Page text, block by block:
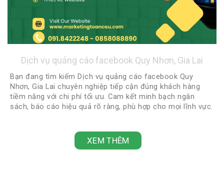
Dịch vụ quảng cáo facebook Quy Nhơn, Gia Lai
Bạn đang tìm kiếm Dịch vụ quảng cáo facebook Quy
Nhơn, Gia Lai chuyên nghiệp tiếp cận đúng khách hàng
tiềm năng với chi phí tối ưu. Cam kết minh bạch ngân
sách, báo cáo hiệu quả rõ ràng, phù hợp cho mọi lĩnh vực.
XEM THÊM